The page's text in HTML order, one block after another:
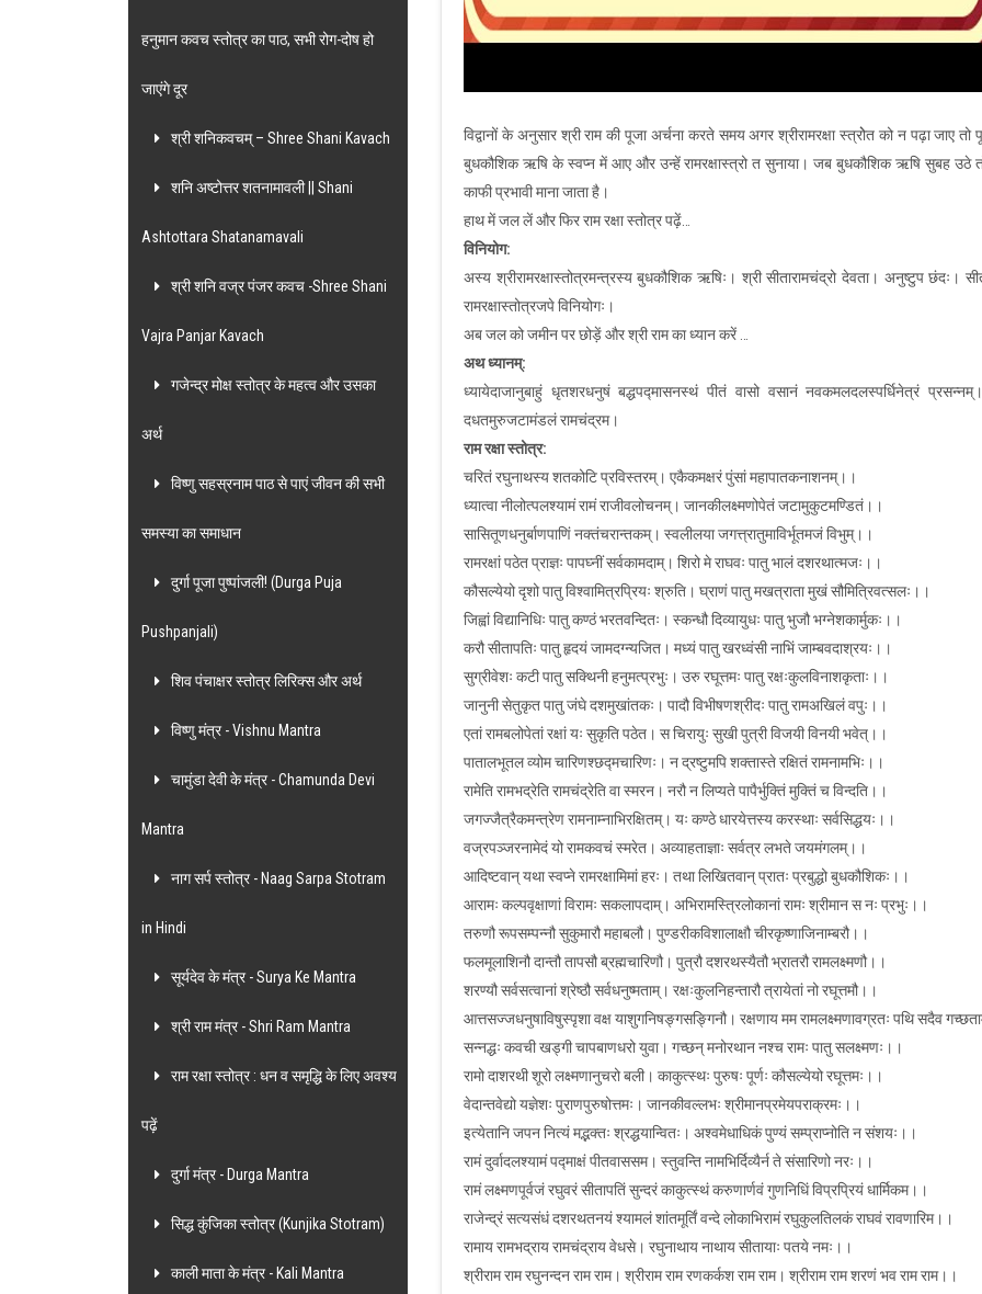
हनुमान कवच स्तोत्र का पाठ, सभी रोग-दोष हो
जाएंगे दूर
श्री शनिकवचम् – Shree Shani Kavach
शनि अष्टोत्तर शतनामावली || Shani
Ashtottara Shatanamavali
श्री शनि वज्र पंजर कवच -Shree Shani
Vajra Panjar Kavach
गजेन्द्र मोक्ष स्तोत्र के महत्व और उसका
अर्थ
विष्णु सहस्रनाम पाठ से पाएं जीवन की सभी
समस्या का समाधान
दुर्गा पूजा पुष्पांजली! (Durga Puja
Pushpanjali)
शिव पंचाक्षर स्तोत्र लिरिक्स और अर्थ
विष्णु मंत्र - Vishnu Mantra
चामुंडा देवी के मंत्र - Chamunda Devi
Mantra
नाग सर्प स्तोत्र - Naag Sarpa Stotram
in Hindi
सूर्यदेव के मंत्र - Surya Ke Mantra
श्री राम मंत्र - Shri Ram Mantra
राम रक्षा स्तोत्र : धन व समृद्धि के लिए अवश्य
पढ़ें
दुर्गा मंत्र - Durga Mantra
सिद्ध कुंजिका स्तोत्र (Kunjika Stotram)
काली माता के मंत्र - Kali Mantra
विद्वानों के अनुसार श्री राम की पूजा अर्चना करते समय अगर श्रीरामरक्षा स्त्रोेत को न पढ़ा जाए
बुधकौशिक ऋषि के स्वप्न में आए और उन्हें रामरक्षास्त्रो त सुनाया। जब बुधकौशिक ऋषि सुबह उठे
काफी प्रभावी माना जाता है।
हाथ में जल लें और फिर राम रक्षा स्तोत्र पढ़ें…
विनियोग:
अस्य श्रीरामरक्षास्तोत्रमन्त्रस्य बुधकौशिक ऋषिः। श्री सीतारामचंद्रो देवता। अनुष्टुप छंदः।
रामरक्षास्तोत्रजपे विनियोगः।
अब जल को जमीन पर छोड़ें और श्री राम का ध्यान करें …
अथ ध्यानम्‌:
ध्यायेदाजानुबाहुं धृतशरधनुषं बद्धपद्मासनस्थं पीतं वासो वसानं नवकमलदलस्पर्धिनेत्रं
दधतमुरुजटामंडलं रामचंद्रम।
राम रक्षा स्तोत्र:
चरितं रघुनाथस्य शतकोटि प्रविस्तरम्। एकैकमक्षरं पुंसां महापातकनाशनम्।।
ध्यात्वा नीलोत्पलश्यामं रामं राजीवलोचनम्। जानकीलक्ष्मणोपेतं जटामुकुटमण्डितं।।
सासितूणधनुर्बाणपाणिं नक्तंचरान्तकम्। स्वलीलया जगत्त्रातुमाविर्भूतमजं विभुम्।।
रामरक्षां पठेत प्राज्ञः पापघ्नीं सर्वकामदाम्। शिरो मे राघवः पातु भालं दशरथात्मजः।।
कौसल्येयो दृशो पातु विश्वामित्रप्रियः श्रुति। घ्राणं पातु मखत्राता मुखं सौमित्रिवत्सलः।।
जिह्वां विद्यानिधिः पातु कण्ठं भरतवन्दितः। स्कन्धौ दिव्यायुधः पातु भुजौ भग्नेशकार्मुकः।।
करौ सीतापतिः पातु हृदयं जामदग्न्यजित। मध्यं पातु खरध्वंसी नाभिं जाम्बवदाश्रयः।।
सुग्रीवेशः कटी पातु सक्थिनी हनुमत्प्रभुः। उरु रघूत्तमः पातु रक्षःकुलविनाशकृताः।।
जानुनी सेतुकृत पातु जंघे दशमुखांतकः। पादौ विभीषणश्रीदः पातु रामअखिलं वपुः।।
एतां रामबलोपेतां रक्षां यः सुकृति पठेत। स चिरायुः सुखी पुत्री विजयी विनयी भवेत्।।
पातालभूतल व्योम चारिणश्छद्मचारिणः। न द्रष्टुमपि शक्तास्ते रक्षितं रामनामभिः।।
रामेति रामभद्रेति रामचंद्रेति वा स्मरन। नरौ न लिप्यते पापैर्भुक्तिं मुक्तिं च विन्दति।।
जगज्जैत्रैकमन्त्रेण रामनाम्नाभिरक्षितम्। यः कण्ठे धारयेत्तस्य करस्थाः सर्वसिद्धयः।।
वज्रपञ्जरनामेदं यो रामकवचं स्मरेत। अव्याहताज्ञाः सर्वत्र लभते जयमंगलम्।।
आदिष्टवान् यथा स्वप्ने रामरक्षामिमां हरः। तथा लिखितवान् प्रातः प्रबुद्धो बुधकौशिकः।।
आरामः कल्पवृक्षाणां विरामः सकलापदाम्। अभिरामस्त्रिलोकानां रामः श्रीमान स नः प्रभुः।।
तरुणौ रूपसम्पन्नौ सुकुमारौ महाबलौ। पुण्डरीकविशालाक्षौ चीरकृष्णाजिनाम्बरौ।।
फलमूलाशिनौ दान्तौ तापसौ ब्रह्मचारिणौ। पुत्रौ दशरथस्यैतौ भ्रातरौ रामलक्ष्मणौ।।
शरण्यौ सर्वसत्वानां श्रेष्ठौ सर्वधनुष्मताम्। रक्षःकुलनिहन्तारौ त्रायेतां नो रघूत्तमौ।।
आत्तसज्जधनुषाविषुस्पृशा वक्ष याशुगनिषङ्गसङ्गिनौ। रक्षणाय मम रामलक्ष्मणावग्रतः पथि सदैव
सन्नद्धः कवची खड्गी चापबाणधरो युवा। गच्छन् मनोरथान नश्च रामः पातु सलक्ष्मणः।।
रामो दाशरथी शूरो लक्ष्मणानुचरो बली। काकुत्स्थः पुरुषः पूर्णः कौसल्येयो रघूत्तमः।।
वेदान्तवेद्यो यज्ञेशः पुराणपुरुषोत्तमः। जानकीवल्लभः श्रीमानप्रमेयपराक्रमः।।
इत्येतानि जपन नित्यं मद्भक्तः श्रद्धयान्वितः। अश्वमेधाधिकं पुण्यं सम्प्राप्नोति न संशयः।।
रामं दुर्वादलश्यामं पद्माक्षं पीतवाससम। स्तुवन्ति नामभिर्दिव्यैर्न ते संसारिणो नरः।।
रामं लक्ष्मणपूर्वजं रघुवरं सीतापतिं सुन्दरं काकुत्स्थं करुणार्णवं गुणनिधिं विप्रप्रियं धार्मिकम।।
राजेन्द्रं सत्यसंधं दशरथतनयं श्यामलं शांतमूर्तिं वन्दे लोकाभिरामं रघुकुलतिलकं राघवं रावणारिम।।
रामाय रामभद्राय रामचंद्राय वेधसे। रघुनाथाय नाथाय सीतायाः पतये नमः।।
श्रीराम राम रघुनन्दन राम राम। श्रीराम राम रणकर्कश राम राम। श्रीराम राम शरणं भव राम राम।।